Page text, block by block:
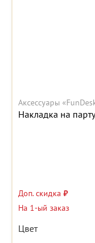
Аксессуары
Накладка на
Доп. скидка ₽
На 1-ый заказ
Цвет